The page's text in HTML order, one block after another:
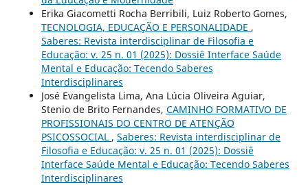
Erika Giacometti Rocha Berribili, Luiz Roberto Gomes,
TECNOLOGIA, EDUCAÇÃO E PERSONALIDADE ,
Saberes: Revista interdisciplinar de Filosofia e
Educação: v. 25 n. 01 (2025): Dossiê Interface Saúde
Mental e Educação: Tecendo Saberes
Interdisciplinares
José Evangelista Lima, Ana Lúcia Oliveira Aguiar,
Stenio de Brito Fernandes, CAMINHO FORMATIVO DE
PROFISSIONAIS DO CENTRO DE ATENÇÃO
PSICOSSOCIAL , Saberes: Revista interdisciplinar de
Filosofia e Educação: v. 25 n. 01 (2025): Dossiê
Interface Saúde Mental e Educação: Tecendo Saberes
Interdisciplinares